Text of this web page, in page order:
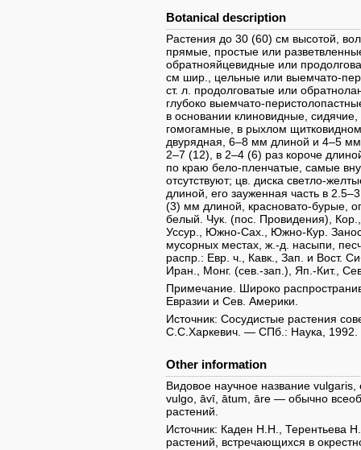
Botanical description
Растения до 30 (60) см высотой,
прямые, простые или
обратнояйцевидные или
см шир., цельные или выемчато-
ст. л. продолговатые или
глубоко выемчато-
в основании клиновидные,
гомогамные, в рыхлом
двурядная, 6–8 мм длиной и 4–5
2–7 (12), в 2–4 (6) раз короче
по краю бело-пленчатые, самые
отсутствуют; цв. диска светло-
длиной, его зауженная часть в
(3) мм длиной, красновато-бурые,
белый. Чук. (пос. Провидения),
Уссур., Южно-Сах., Южно-Кур.
мусорных местах, ж.-д. насыпи,
распр.: Евр. ч., Кавк., Зап. и Вост.
Иран., Монг. (сев.-зап.), Яп.-Кит.,
Примечание. Широко
Евразии и Сев. Америки.
Источник: Сосудистые растения
С.С.Харкевич. — СПб.: Наука,
Other information
Видовое научное название
vulgo, āvī, ātum, āre — обычно
растений.
Источник: Каден Н.Н., Терентьева
растений, встречающихся в